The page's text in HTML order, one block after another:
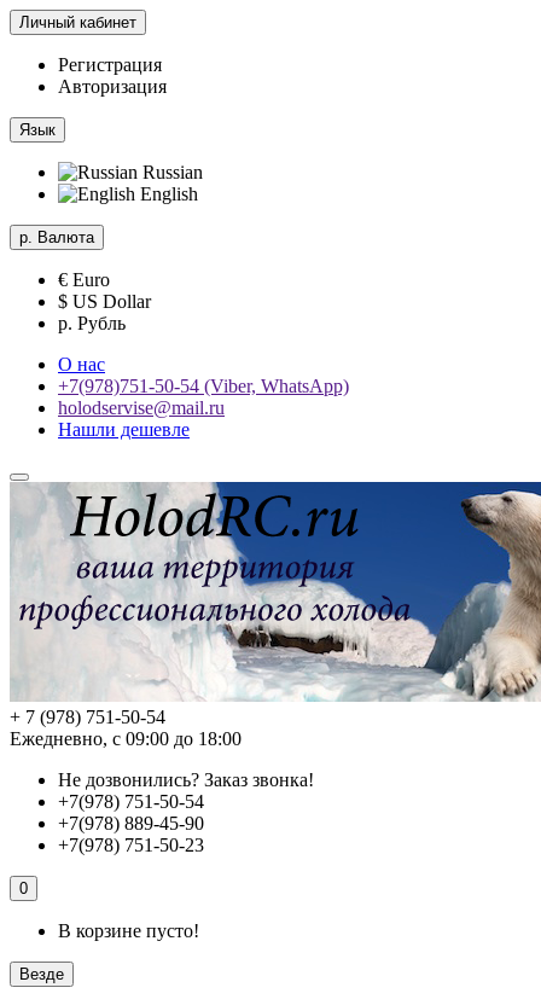
Личный кабинет
Регистрация
Авторизация
Язык
Russian
English
р. Валюта
€ Euro
$ US Dollar
р. Рубль
О нас
+7(978)751-50-54 (Viber, WhatsApp)
holodservise@mail.ru
Нашли дешевле
+ 7 (978) 751-50-54
Ежедневно, с 09:00 до 18:00
Не дозвонились? Заказ звонка!
+7(978) 751-50-54
+7(978) 889-45-90
+7(978) 751-50-23
0
В корзине пусто!
Везде